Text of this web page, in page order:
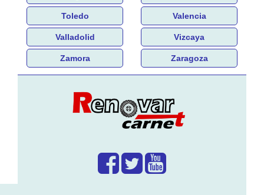
Toledo Valencia
Valladolid Vizcaya
Zamora Zaragoza